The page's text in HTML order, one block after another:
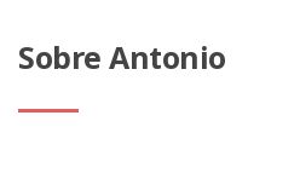
Sobre Antonio